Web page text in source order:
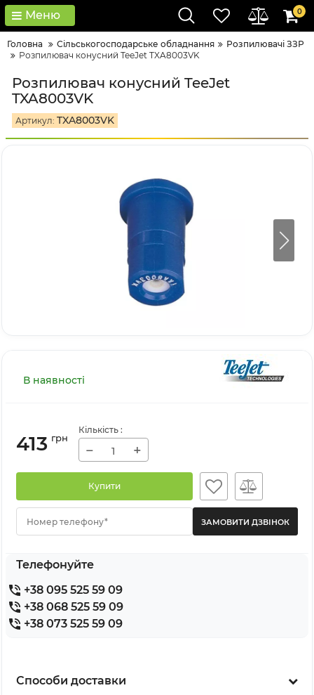
Меню 0
Головна Сільськогосподарське обладнання
Розпилювачі ЗЗР
Розпилювач конусний TeeJet TXA8003VK
Розпилювач конусний TeeJet
TXA8003VK
Артикул: TXA8003VK
В наявності
413 грн
Кількість :
− +
Купити
Номер телефону*
Телефонуйте
+38 095 525 59 09
+38 068 525 59 09
+38 073 525 59 09
Способи доставки